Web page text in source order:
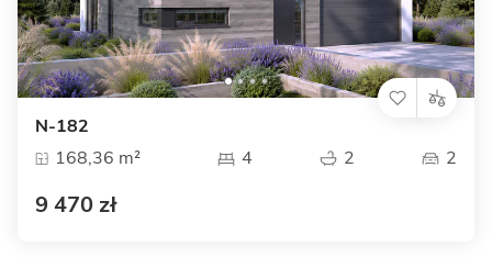
N-182
168,36 m²
4 2 2
9 470 zł